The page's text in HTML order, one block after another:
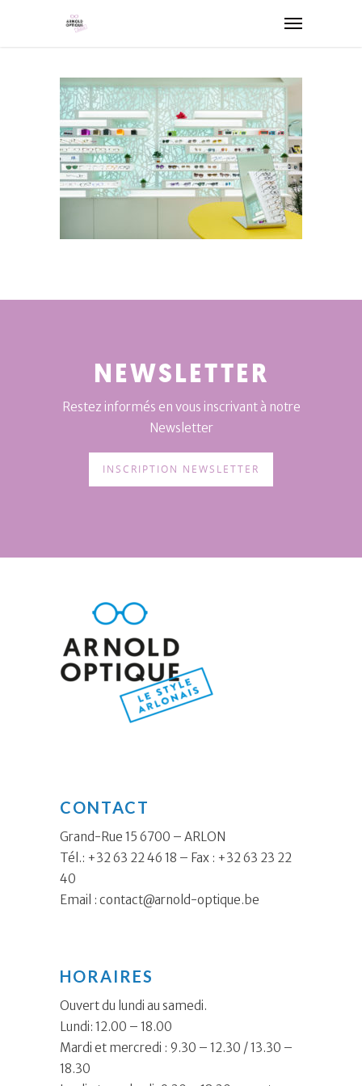
NEWSLETTER
Restez informés en vous inscrivant à notre
Newsletter
INSCRIPTION NEWSLETTER
CONTACT
Grand-Rue 15 6700 – ARLON
Tél.: +32 63 22 46 18 – Fax : +32 63 23 22
40
Email : contact@arnold-optique.be
HORAIRES
Ouvert du lundi au samedi.
Lundi: 12.00 – 18.00
Mardi et mercredi : 9.30 – 12.30 / 13.30 –
18.30